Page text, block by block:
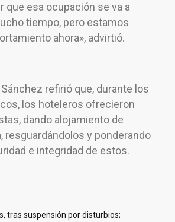
que esa ocupación se va a
tiempo, pero estamos
ahora», advirtió.
refirió que, durante los
los hoteleros ofrecieron
dando alojamiento de
resguardándolos y ponderando
e integridad de estos.
tras suspensión por disturbios;